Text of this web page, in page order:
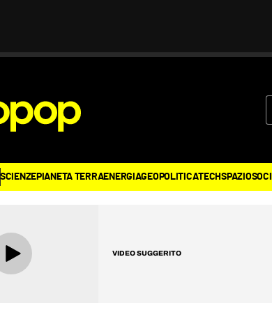
SCIENZEPIANETA TERRAENERGIAGEOPOLITICATECHSPAZIO
VIDEO SUGGERITO